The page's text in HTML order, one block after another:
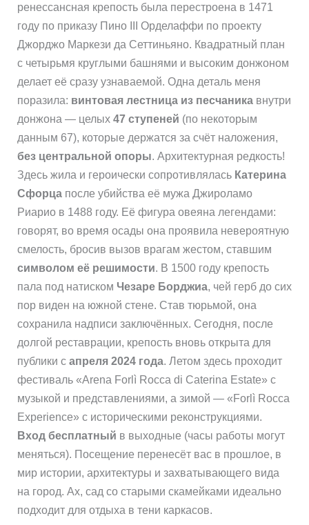
ренессансная крепость была перестроена в 1471
году по приказу Пино III Орделаффи по проекту
Джорджо Маркези да Сеттиньяно. Квадратный план
с четырьмя круглыми башнями и высоким донжоном
делает её сразу узнаваемой. Одна деталь меня
поразила: винтовая лестница из песчаникавнутри
донжона — целых 47 ступеней (по некоторым
данным 67), которые держатся за счёт наложения,
без центральной опоры. Архитектурная редкость!
Здесь жила и героически сопротивлялась Катерина
Сфорцапосле убийства её мужа Джироламо
Риарио в 1488 году. Её фигура овеяна легендами:
говорят, во время осады она проявила невероятную
смелость, бросив вызов врагам жестом, ставшим
символом её решимости. В 1500 году крепость
пала под натиском Чезаре Борджиа, чей герб до сих
пор виден на южной стене. Став тюрьмой, она
сохранила надписи заключённых. Сегодня, после
долгой реставрации, крепость вновь открыта для
публики с апреля 2024 года. Летом здесь проходит
фестиваль «Arena Forlì Rocca di Caterina Estate» с
музыкой и представлениями, а зимой — «Forlì Rocca
Experience» с историческими реконструкциями.
Вход бесплатный в выходные (часы работы могут
меняться). Посещение перенесёт вас в прошлое, в
мир истории, архитектуры и захватывающего вида
на город. Ах, сад со старыми скамейками идеально
подходит для отдыха в тени каркасов.